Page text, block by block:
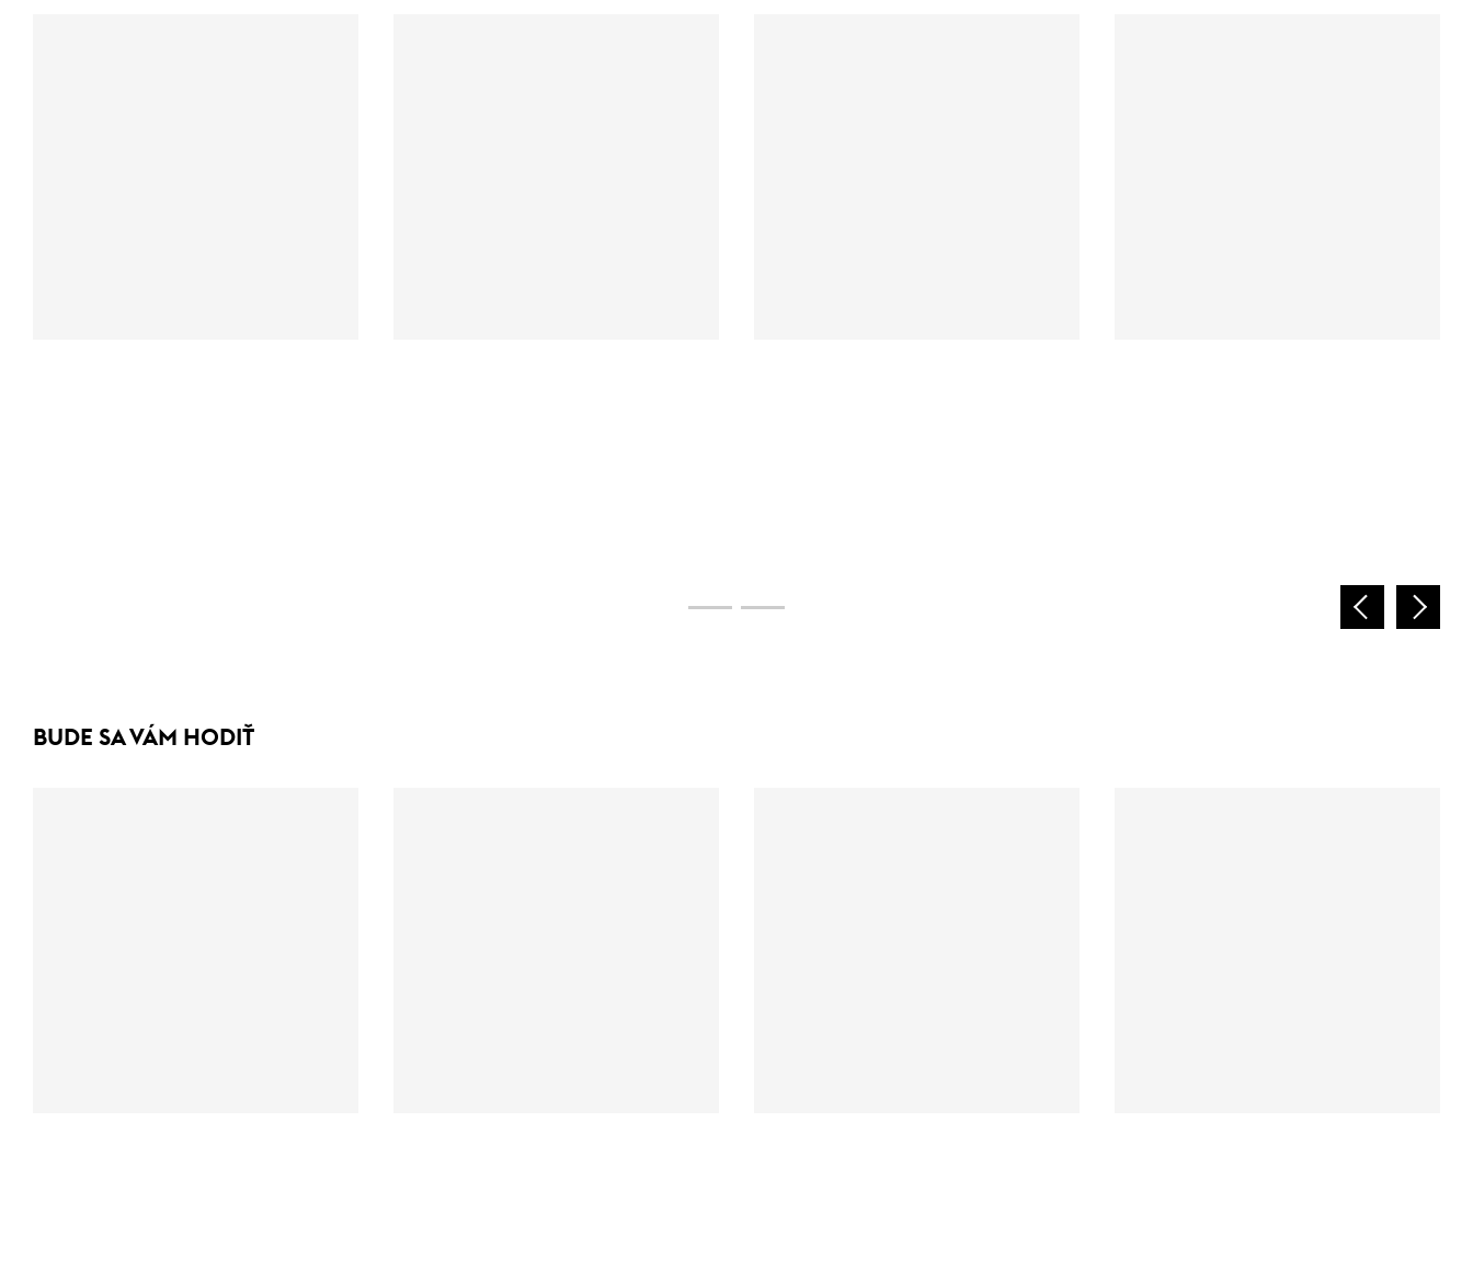
BUDE SA VÁM HODIŤ